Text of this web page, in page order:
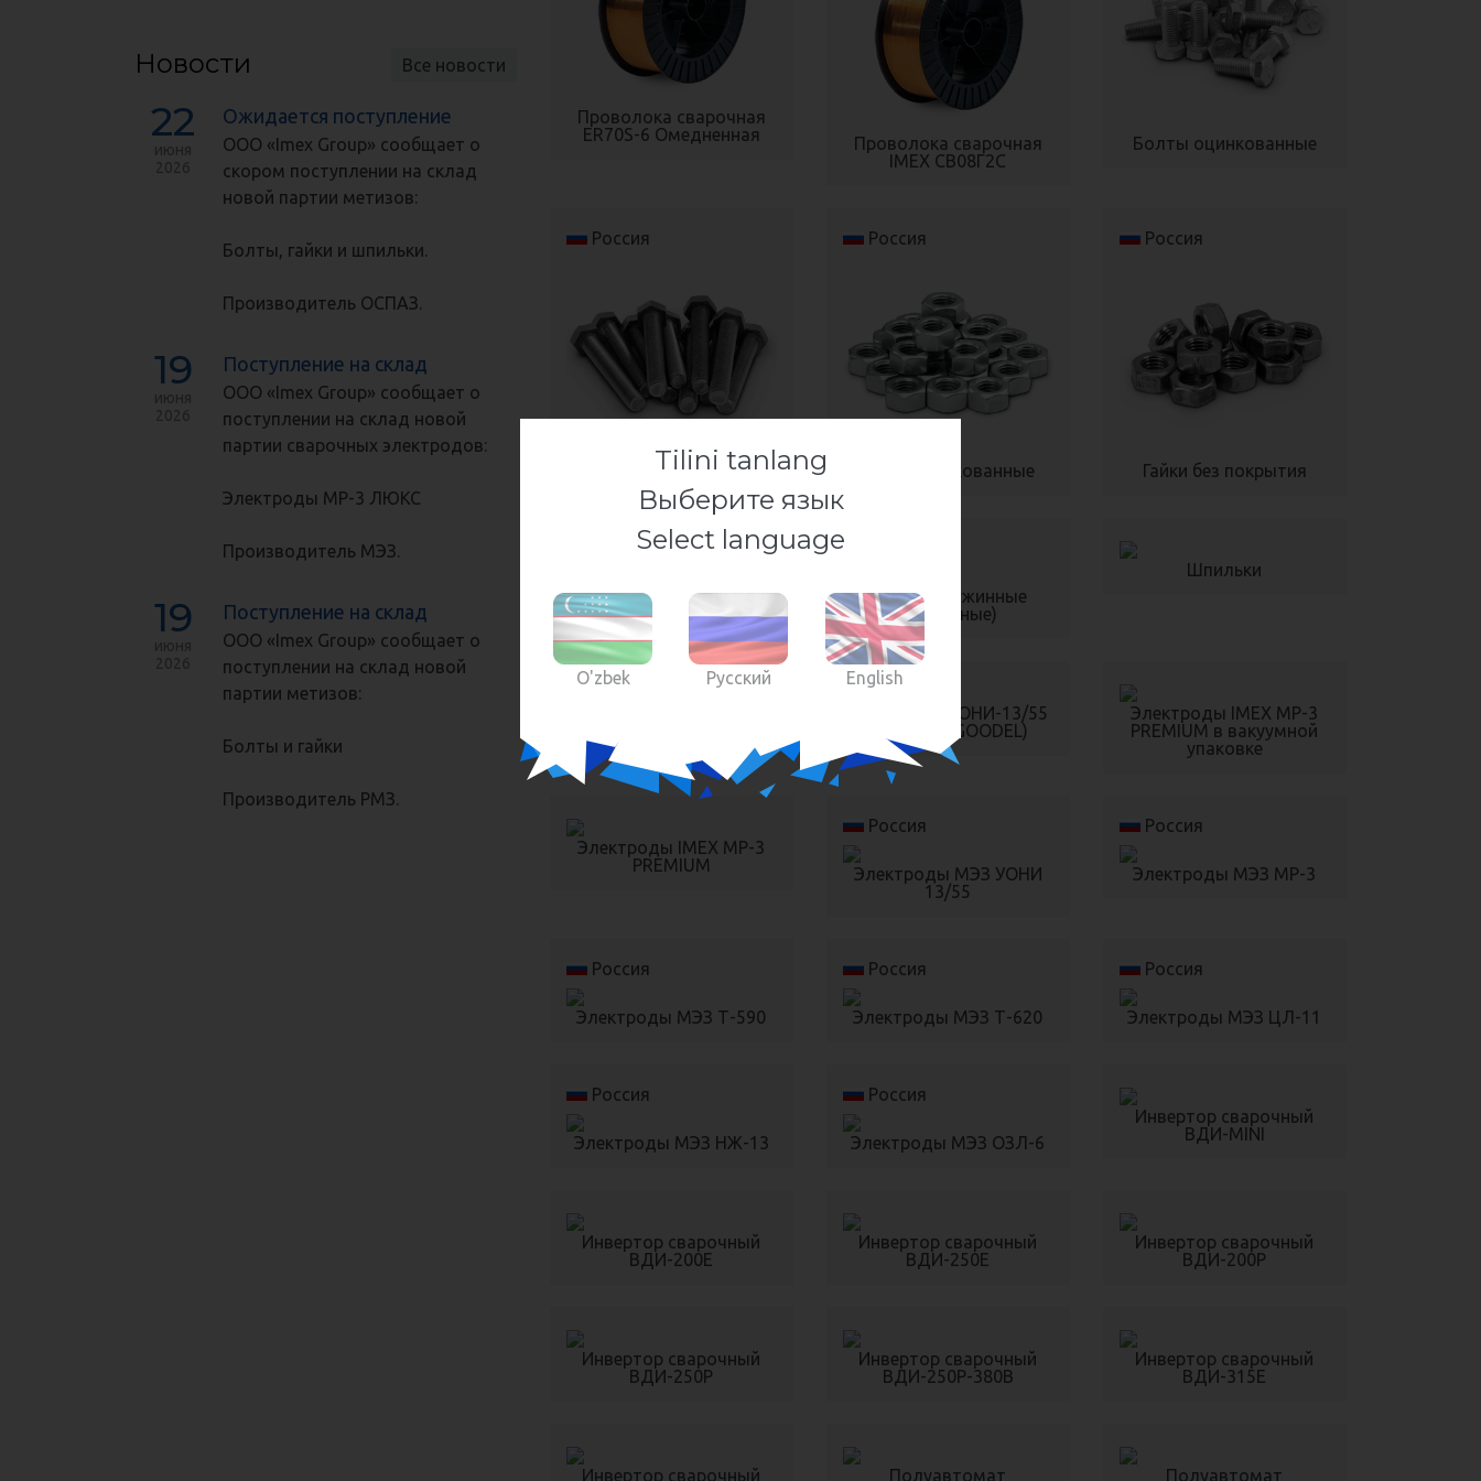
Tilini tanlang
Выберите язык
Select language
O'zbek Русский English
Все новости
Новости
22 Ожидается поступление
ООО «Imex Group» сообщает о
скором поступлении на склад
новой партии метизов:
Болты, гайки и шпильки.
Производитель ОСПАЗ.
19 Поступление на склад
ООО «Imex Group» сообщает о
поступлении на склад новой
партии сварочных электродов:
Электроды МР-3 ЛЮКС
Производитель МЭЗ.
19 Поступление на склад
ООО «Imex Group» сообщает о
поступлении на склад новой
партии метизов:
Болты и гайки
Производитель РМЗ.
Проволока сварочная
ER70S-6 Омедненная
Проволока сварочная
IMEX СВ08Г2С
Болты оцинкованные
Россия
Болты без покрытия
Россия
Гайки оцинкованные
Россия
Гайки без покрытия
Россия
Шайбы плоские
Шайбы пружинные
(гроверные)
Шпильки
Электроды УОНИ-13/55
ТМ BASE (GOODEL)
Электроды IMEX МР-3
PREMIUM в вакуумной
упаковке
Электроды IMEX МР-3
PREMIUM
Россия
Электроды МЭЗ УОНИ
13/55
Россия
Электроды МЭЗ МР-3
Россия
Электроды МЭЗ Т-590
Россия
Электроды МЭЗ Т-620
Россия
Электроды МЭЗ ЦЛ-11
Россия
Электроды МЭЗ НЖ-13
Россия
Электроды МЭЗ ОЗЛ-6
Инвертор сварочный
ВДИ-MINI
Инвертор сварочный
ВДИ-200Е
Инвертор сварочный
ВДИ-250Е
Инвертор сварочный
ВДИ-200Р
Инвертор сварочный
ВДИ-250Р
Инвертор сварочный
ВДИ-250Р-380В
Инвертор сварочный
ВДИ-315Е
Инвертор сварочный
Полуавтомат
Полуавтомат